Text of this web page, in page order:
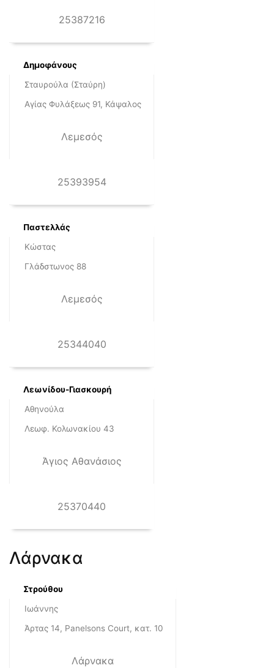
25387216
Δημοφάνους
Σταυρούλα (Σταύρη)
Αγίας Φυλάξεως 91, Κάψαλος
Λεμεσός
25393954
Παστελλάς
Κώστας
Γλάδστωνος 88
Λεμεσός
25344040
Λεωνίδου-Γιασκουρή
Αθηνούλα
Λεωφ. Κολωνακίου 43
Άγιος Αθανάσιος
25370440
Λάρνακα
Στρούθου
Ιωάννης
Άρτας 14, Panelsons Court, κατ. 10
Λάρνακα